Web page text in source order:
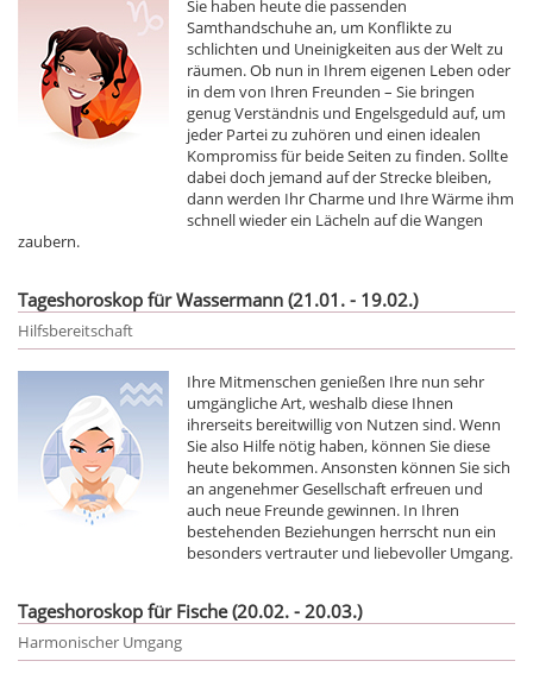
Sie haben heute die passenden
Samthandschuhe an, um Konflikte zu
schlichten und Uneinigkeiten aus der Welt zu
räumen. Ob nun in Ihrem eigenen Leben oder
in dem von Ihren Freunden – Sie bringen
genug Verständnis und Engelsgeduld auf, um
jeder Partei zu zuhören und einen idealen
Kompromiss für beide Seiten zu finden. Sollte
dabei doch jemand auf der Strecke bleiben,
dann werden Ihr Charme und Ihre Wärme ihm
schnell wieder ein Lächeln auf die Wangen
zaubern.
Tageshoroskop für Wassermann (21.01. - 19.02.)
Hilfsbereitschaft
Ihre Mitmenschen genießen Ihre nun sehr
umgängliche Art, weshalb diese Ihnen
ihrerseits bereitwillig von Nutzen sind. Wenn
Sie also Hilfe nötig haben, können Sie diese
heute bekommen. Ansonsten können Sie sich
an angenehmer Gesellschaft erfreuen und
auch neue Freunde gewinnen. In Ihren
bestehenden Beziehungen herrscht nun ein
besonders vertrauter und liebevoller Umgang.
Tageshoroskop für Fische (20.02. - 20.03.)
Harmonischer Umgang